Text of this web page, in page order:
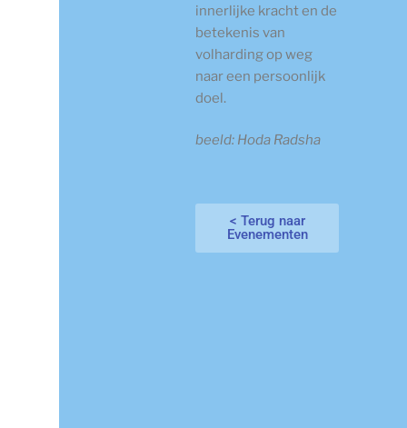
innerlijke kracht en de
betekenis van
volharding op weg
naar een persoonlijk
doel.
beeld: Hoda Radsha
< Terug naar
Evenementen